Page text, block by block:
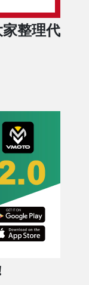
家整理代